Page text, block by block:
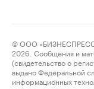
© ООО
2026. Сообщения и
(свидетельство о
выдано Федеральной
информационных